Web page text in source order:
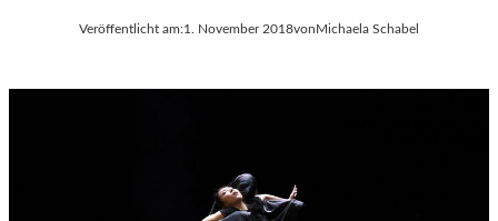
Veröffentlicht am:1. November 2018vonMichaela Schabel